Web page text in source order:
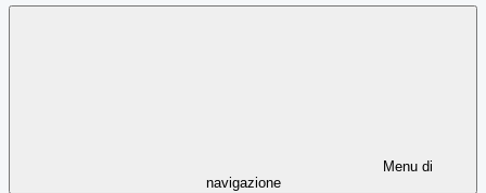
Menu di
navigazione